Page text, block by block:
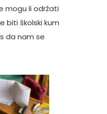
mogu li održati
biti školski kum
da nam se